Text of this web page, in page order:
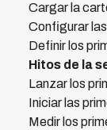
Cargar la
Configurar
Definir los
Hitos de la
Lanzar los
Iniciar las
Medir los